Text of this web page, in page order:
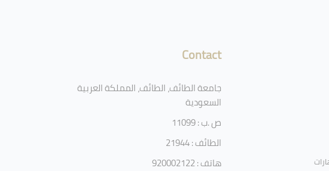
Contact
جامعة الطائف، الطائف، المملكة العربية
السعودية
ص .ب : 11099
الطائف : 21944
هاتف : 920002122